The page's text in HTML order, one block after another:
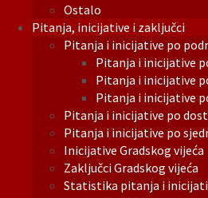
Ostalo
Pitanja, inicijative i zaključci
Pitanja i inicijative po
Pitanja i inicijative
Pitanja i inicijative
Pitanja i inicijative
Pitanja i inicijative po
Pitanja i inicijative po
Inicijative Gradskog vijeća
Zaključci Gradskog vijeća
Statistika pitanja i